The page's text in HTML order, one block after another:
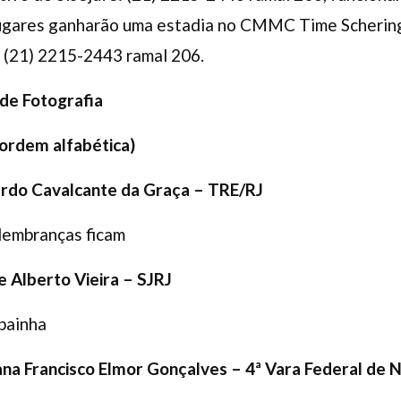
ganharão uma estadia no CMMC Time
2215-2443 ramal 206.
Fotografia
alfabética)
Cavalcante da Graça – TRE/RJ
ficam
Alberto Vieira – SJRJ
Francisco Elmor Gonçalves – 4ª Vara Federal de